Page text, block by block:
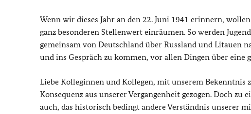
Wenn wir dieses Jahr an den 22. Juni 1941 erinnern,
ganz besonderen Stellenwert einräumen. So werden
gemeinsam von Deutschland über Russland und Litauen
und ins Gespräch zu kommen, vor allen Dingen über eine
Liebe Kolleginnen und Kollegen, mit unserem
Konsequenz aus unserer Vergangenheit gezogen. Doch
auch, das historisch bedingt andere Verständnis unserer